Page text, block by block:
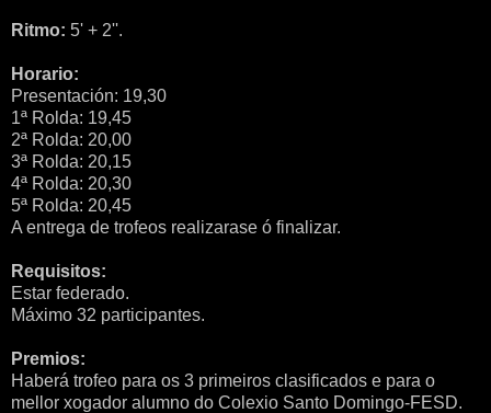
Ritmo: 5' + 2''.
Horario:
Presentación: 19,30
1ª Rolda: 19,45
2ª Rolda: 20,00
3ª Rolda: 20,15
4ª Rolda: 20,30
5ª Rolda: 20,45
A entrega de trofeos realizarase ó finalizar.
Requisitos:
Estar federado.
Máximo 32 participantes.
Premios:
Haberá trofeo para os 3 primeiros clasificados e para o
mellor xogador alumno do Colexio Santo Domingo-FESD.